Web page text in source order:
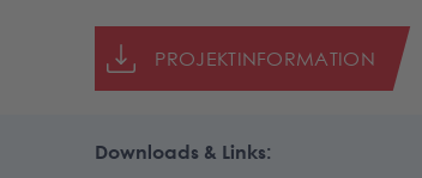
PROJEKTINFORMATION
Downloads & Links: